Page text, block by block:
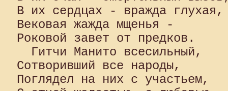
В их сердцах - вражда
Вековая жажда мщенья -
Роковой завет от предков.
  Гитчи Манито всесильный,
Сотворивший все народы,
Поглядел на них с участьем,